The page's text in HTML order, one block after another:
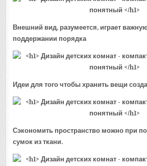
Внешний вид, разумеется, играет
поддержании порядка
Идеи для того чтобы хранить вещи
Сэкономить пространство можно при
сумок из ткани.